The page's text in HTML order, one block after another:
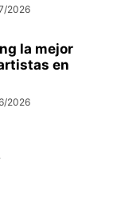
2026
la mejor
en
2026